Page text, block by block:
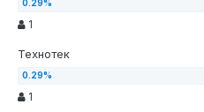
1
Технотек
1